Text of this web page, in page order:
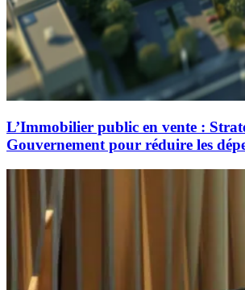
L’Immobilier public en vente :
Gouvernement pour réduire les